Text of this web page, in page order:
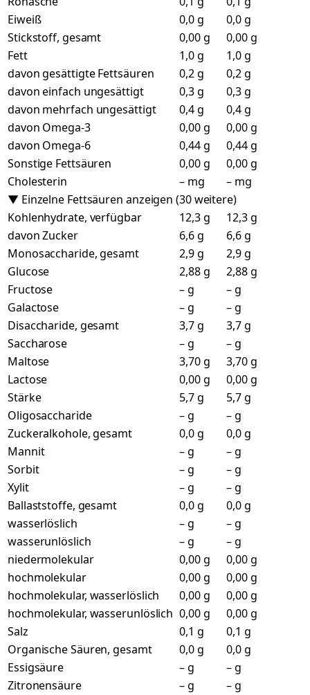
Eiweiß
0,0 g
0,0 g
Stickstoff, gesamt
0,00 g
0,00 g
Fett
1,0 g
1,0 g
davon gesättigte Fettsäuren
0,2 g
0,2 g
davon einfach ungesättigt
0,3 g
0,3 g
davon mehrfach ungesättigt
0,4 g
0,4 g
davon Omega-3
0,00 g
0,00 g
davon Omega-6
0,44 g
0,44 g
Sonstige Fettsäuren
0,00 g
0,00 g
Cholesterin
– mg
– mg
▼ Einzelne Fettsäuren anzeigen (30 weitere)
Kohlenhydrate, verfügbar
12,3 g
12,3 g
davon Zucker
6,6 g
6,6 g
Monosaccharide, gesamt
2,9 g
2,9 g
Glucose
2,88 g
2,88 g
Fructose
– g
– g
Galactose
– g
– g
Disaccharide, gesamt
3,7 g
3,7 g
Saccharose
– g
– g
Maltose
3,70 g
3,70 g
Lactose
0,00 g
0,00 g
Stärke
5,7 g
5,7 g
Oligosaccharide
– g
– g
Zuckeralkohole, gesamt
0,0 g
0,0 g
Mannit
– g
– g
Sorbit
– g
– g
Xylit
– g
– g
Ballaststoffe, gesamt
0,0 g
0,0 g
wasserlöslich
– g
– g
wasserunlöslich
– g
– g
niedermolekular
0,00 g
0,00 g
hochmolekular
0,00 g
0,00 g
hochmolekular, wasserlöslich
0,00 g
0,00 g
hochmolekular, wasserunlöslich 0,00 g
0,00 g
Salz
0,1 g
0,1 g
Organische Säuren, gesamt
0,0 g
0,0 g
Essigsäure
– g
– g
Zitronensäure
– g
– g